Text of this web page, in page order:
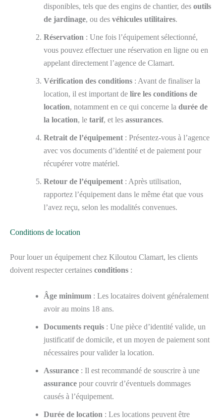
disponibles, tels que des engins de chantier, des outils
de jardinage, ou des véhicules utilitaires.
Réservation : Une fois l’équipement sélectionné,
vous pouvez effectuer une réservation en ligne ou en
appelant directement l’agence de Clamart.
Vérification des conditions : Avant de finaliser la
location, il est important de lire les conditions de
location, notamment en ce qui concerne la durée de
la location, le tarif, et les assurances.
Retrait de l’équipement : Présentez-vous à l’agence
avec vos documents d’identité et de paiement pour
récupérer votre matériel.
Retour de l’équipement : Après utilisation,
rapportez l’équipement dans le même état que vous
l’avez reçu, selon les modalités convenues.
Conditions de location
Pour louer un équipement chez Kiloutou Clamart, les clients
doivent respecter certaines conditions :
Âge minimum : Les locataires doivent généralement
avoir au moins 18 ans.
Documents requis : Une pièce d’identité valide, un
justificatif de domicile, et un moyen de paiement sont
nécessaires pour valider la location.
Assurance : Il est recommandé de souscrire à une
assurance pour couvrir d’éventuels dommages
causés à l’équipement.
Durée de location : Les locations peuvent être